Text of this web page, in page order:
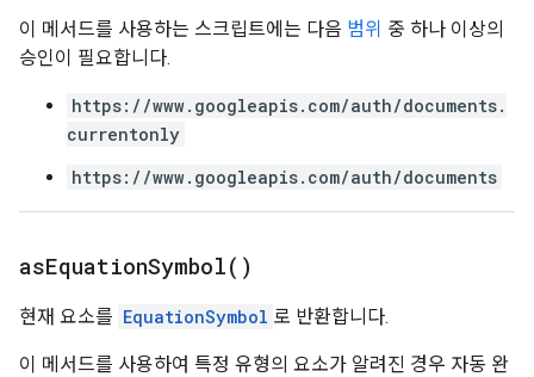
이 메서드를 사용하는 스크립트에는 다음 범위 중 하나 이상의
승인이 필요합니다.
https://www.googleapis.com/auth/documents.
currentonly
https://www.googleapis.com/auth/documents
asEquationSymbol( )
현재 요소를 EquationSymbol 로 반환합니다.
이 메서드를 사용하여 특정 유형의 요소가 알려진 경우 자동 완